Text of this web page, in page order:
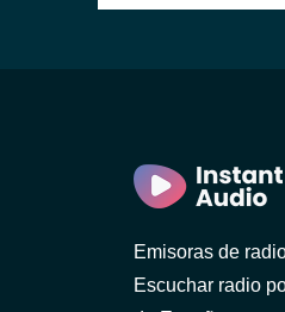
Emisoras de
Escuchar radio